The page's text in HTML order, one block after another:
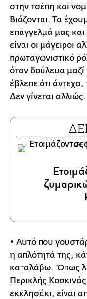
στην τσέπη και
Βιάζονται. Τα
επάγγελμά μας και
είναι οι μάγειροι
πρωταγωνιστικό
όταν δούλευα μαζί
έβλεπε ότι
Δεν γίνεται αλλιώς.
• Αυτό που
η απλότητά της,
καταλάβω. Όπως
Περικλής
εκκλησάκι, είναι